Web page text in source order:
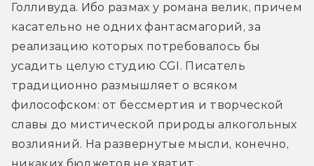
Голливуда. Ибо размах у романа велик, причем
касательно не одних фантасмагорий, за
реализацию которых потребовалось бы
усадить целую студию CGI. Писатель
традиционно размышляет о всяком
философском: от бессмертия и творческой
славы до мистической природы алкогольных
возлияний. На развернутые мысли, конечно,